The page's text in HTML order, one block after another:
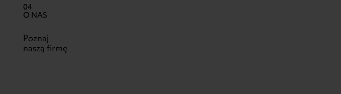
04
O NAS
Poznaj
naszą firmę